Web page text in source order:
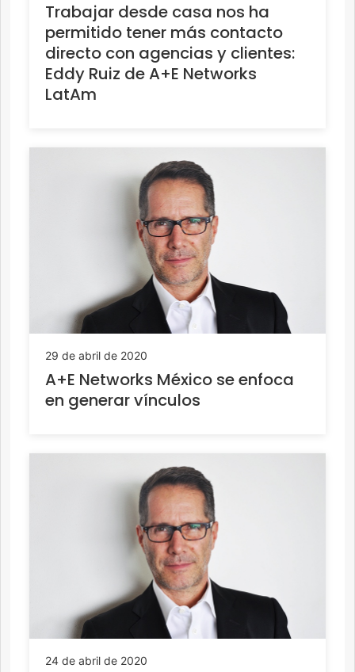
Trabajar desde casa nos ha
permitido tener más contacto
directo con agencias y clientes:
Eddy Ruiz de A+E Networks
LatAm
29 de abril de 2020
A+E Networks México se enfoca
en generar vínculos
24 de abril de 2020